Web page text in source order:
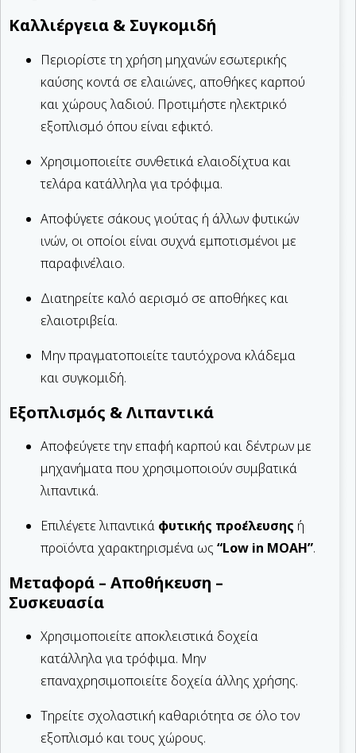
Καλλιέργεια & Συγκομιδή
Περιορίστε τη χρήση μηχανών εσωτερικής
καύσης κοντά σε ελαιώνες, αποθήκες καρπού
και χώρους λαδιού. Προτιμήστε ηλεκτρικό
εξοπλισμό όπου είναι εφικτό.
Χρησιμοποιείτε συνθετικά ελαιοδίχτυα και
τελάρα κατάλληλα για τρόφιμα.
Αποφύγετε σάκους γιούτας ή άλλων φυτικών
ινών, οι οποίοι είναι συχνά εμποτισμένοι με
παραφινέλαιο.
Διατηρείτε καλό αερισμό σε αποθήκες και
ελαιοτριβεία.
Μην πραγματοποιείτε ταυτόχρονα κλάδεμα
και συγκομιδή.
Εξοπλισμός & Λιπαντικά
Αποφεύγετε την επαφή καρπού και δέντρων με
μηχανήματα που χρησιμοποιούν συμβατικά
λιπαντικά.
Επιλέγετε λιπαντικά φυτικής προέλευσης ή
προϊόντα χαρακτηρισμένα ως “Low in MOAH”.
Μεταφορά – Αποθήκευση –
Συσκευασία
Χρησιμοποιείτε αποκλειστικά δοχεία
κατάλληλα για τρόφιμα. Μην
επαναχρησιμοποιείτε δοχεία άλλης χρήσης.
Τηρείτε σχολαστική καθαριότητα σε όλο τον
εξοπλισμό και τους χώρους.